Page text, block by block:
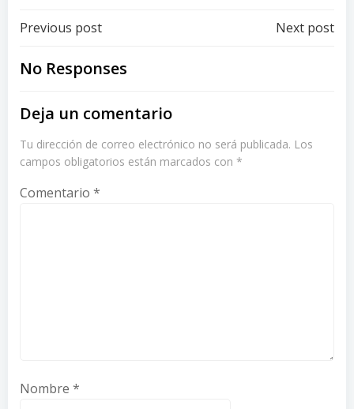
Post
navigation
Previous post Next post
No Responses
Deja un comentario
Tu dirección de correo electrónico no será publicada. Los
campos obligatorios están marcados con *
Comentario *
Nombre *